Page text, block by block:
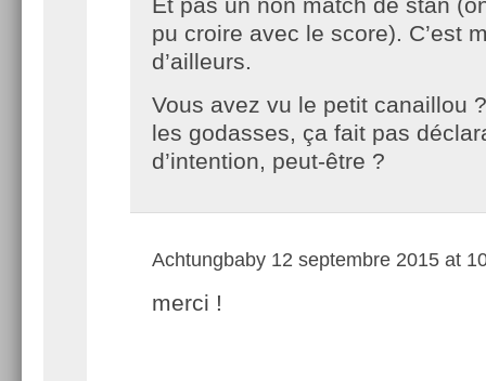
pu croire avec le score). C’est
d’ailleurs.
Vous avez vu le petit canaillou
les godasses, ça fait pas
d’intention, peut-être ?
Achtungbaby 12 septembre 2015 at
merci !